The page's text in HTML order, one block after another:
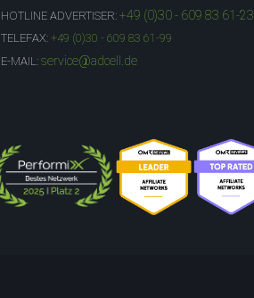
HOTLINE ADVERTISER: +49 (0)30 - 609 83 61-23
TELEFAX: +49 (0)30 - 609 83 61-99
E-MAIL: service@adcell.de